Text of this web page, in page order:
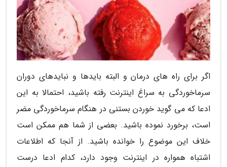
اگر برای راه های درمان و البته بایدها و نبایدهای دوران
سرماخوردگی به سراغ اینترنت رفته باشید، احتمالا به این
ادعا که می گوید خوردن بستنی در هنگام سرماخوردگی مضر
است، برخورد نموده باشید. بعضی از شما هم ممکن است
خلاف این موضوع را خوانده باشید. از آنجا که اطلاعات
اشتباه همواره در اینترنت وجود دارد، کدام ادعا درست